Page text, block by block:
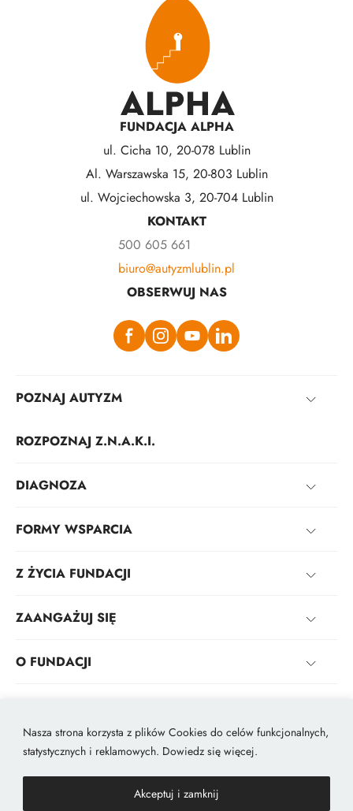
Nasza strona korzysta z plików Cookies do celów funkcjonalnych,
statystycznych i reklamowych. Dowiedz się więcej.
Akceptuj i zamknij
FUNDACJA ALPHA
ul. Cicha 10, 20-078 Lublin
Al. Warszawska 15, 20-803 Lublin
ul. Wojciechowska 3, 20-704 Lublin
KONTAKT
500 605 661
biuro@autyzmlublin.pl
OBSERWUJ NAS
POZNAJ AUTYZM
ROZPOZNAJ Z.N.A.K.I.
DIAGNOZA
FORMY WSPARCIA
Z ŻYCIA FUNDACJI
ZAANGAŻUJ SIĘ
O FUNDACJI
Deklaracja dostępności